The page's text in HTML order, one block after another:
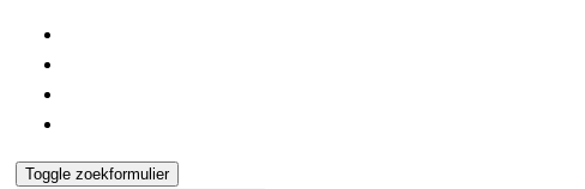
Toggle zoekformulier